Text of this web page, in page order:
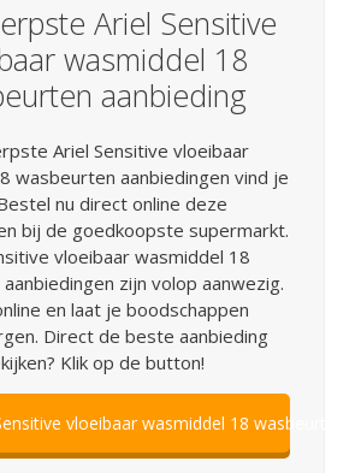
Ariel Sensitive
wasmiddel 18
aanbieding
Ariel Sensitive vloeibaar
wasbeurten aanbiedingen vind je
nu direct online deze
bij de goedkoopste supermarkt.
vloeibaar wasmiddel 18
zijn volop aanwezig.
en laat je boodschappen
Direct de beste aanbieding
Klik op de button!
vloeibaar wasmiddel 18 wasbeurten